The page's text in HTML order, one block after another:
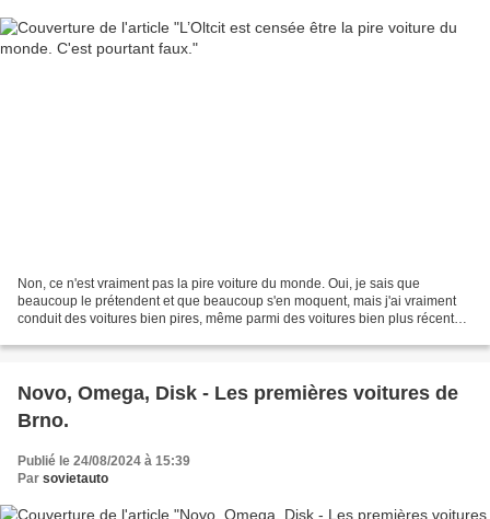
Non, ce n'est vraiment pas la pire voiture du monde. Oui, je sais que
beaucoup le prétendent et que beaucoup s'en moquent, mais j'ai vraiment
conduit des voitures bien pires, même parmi des voitures bien plus récentes.
Novo, Omega, Disk - Les premières voitures de
Brno.
Publié le 24/08/2024 à 15:39
Par sovietauto